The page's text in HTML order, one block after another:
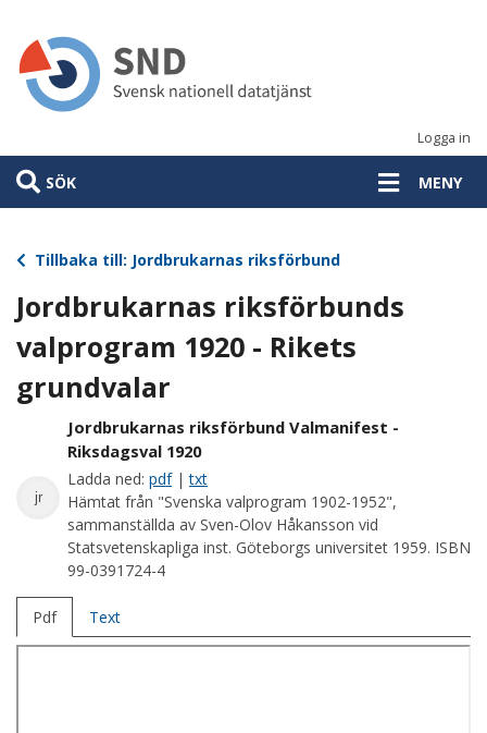
huvudinnehåll
Logga in
SÖK MENY
Tillbaka till: Jordbrukarnas riksförbund
Jordbrukarnas riksförbunds
valprogram 1920 - Rikets
grundvalar
jr
Jordbrukarnas riksförbund Valmanifest -
Riksdagsval 1920
Ladda ned: pdf|txt
Hämtat från "Svenska valprogram 1902-1952",
sammanställda av Sven-Olov Håkansson vid
Statsvetenskapliga inst. Göteborgs universitet 1959. ISBN
99-0391724-4
Pdf Text